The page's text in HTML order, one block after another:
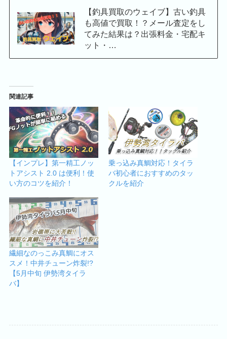
【釣具買取のウェイブ】古い釣具
も高値で買取！？メール査定をし
てみた結果は？出張料金・宅配キ
ット・…
関連記事
【インプレ】第一精工ノッ
トアシスト 2.0 は便利！使
い方のコツを紹介！
乗っ込み真鯛対応！タイラ
バ初心者におすすめのタッ
クルを紹介
繊細なのっこみ真鯛にオス
スメ！中井チューン炸裂!?
【5月中旬 伊勢湾タイラ
バ】